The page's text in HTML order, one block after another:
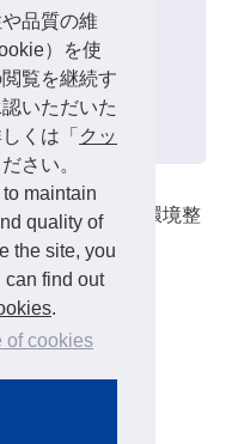
品質の維
）を使
覧を継続す
いただいた
くは「 クッ
さい。
maintain
quality of
the site, you
can find out
.
of cookies
2022年度
2018年度
庁、原子力発電環境整